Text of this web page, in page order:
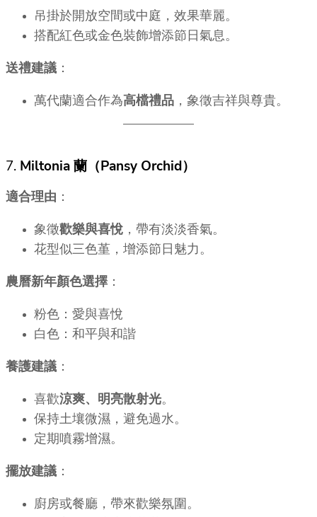
吊掛於開放空間或中庭，效果華麗。
搭配紅色或金色裝飾增添節日氣息。
送禮建議 ：
萬代蘭適合作為高檔禮品 ，象徵吉祥與尊貴。
7. Miltonia 蘭（Pansy Orchid）
適合理由 ：
象徵歡樂與喜悅 ，帶有淡淡香氣。
花型似三色堇，增添節日魅力。
農曆新年顏色選擇 ：
粉色：愛與喜悅
白色：和平與和諧
養護建議 ：
喜歡涼爽、明亮散射光。
保持土壤微濕，避免過水。
定期噴霧增濕。
擺放建議 ：
廚房或餐廳，帶來歡樂氛圍。